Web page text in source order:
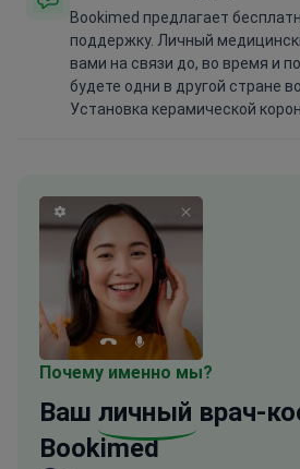
Bookimed предлагает
поддержку. Личный
вами на связи до, во время и
будете одни в другой стране
Установка керамической
Почему именно мы?
Ваш личный врач-
Bookimed